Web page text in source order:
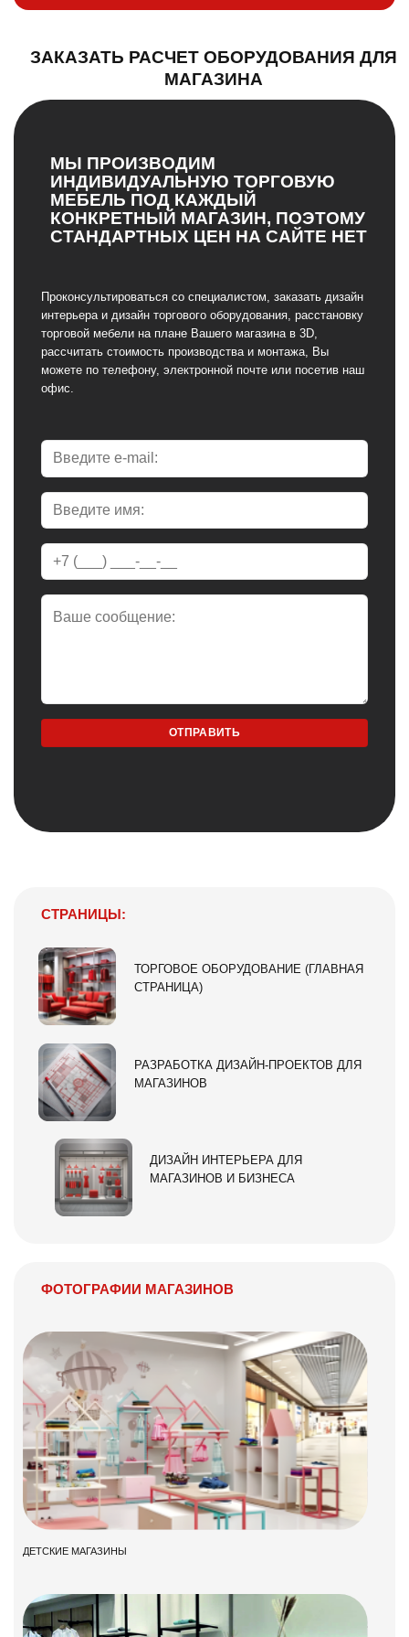
ЗАКАЗАТЬ РАСЧЕТ ОБОРУДОВАНИЯ ДЛЯ
МАГАЗИНА
МЫ ПРОИЗВОДИМ
ИНДИВИДУАЛЬНУЮ ТОРГОВУЮ
МЕБЕЛЬ ПОД КАЖДЫЙ
КОНКРЕТНЫЙ МАГАЗИН, ПОЭТОМУ
СТАНДАРТНЫХ ЦЕН НА САЙТЕ НЕТ
Проконсультироваться со специалистом, заказать дизайн
интерьера и дизайн торгового оборудования, расстановку
торговой мебели на плане Вашего магазина в 3D,
рассчитать стоимость производства и монтажа, Вы
можете по телефону, электронной почте или посетив наш
офис.
СТРАНИЦЫ:
ТОРГОВОЕ ОБОРУДОВАНИЕ (ГЛАВНАЯ
СТРАНИЦА)
РАЗРАБОТКА ДИЗАЙН-ПРОЕКТОВ ДЛЯ
МАГАЗИНОВ
ДИЗАЙН ИНТЕРЬЕРА ДЛЯ
МАГАЗИНОВ И БИЗНЕСА
ФОТОГРАФИИ МАГАЗИНОВ
ДЕТСКИЕ МАГАЗИНЫ